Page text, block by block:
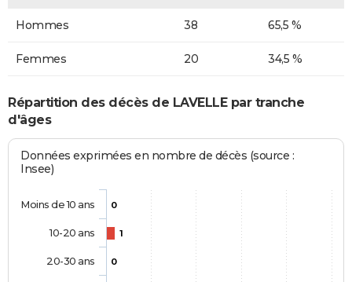
Hommes 38 65,5 %
Femmes 20 34,5 %
Répartition des décès de LAVELLE par tranche
d'âges
Données exprimées en nombre de décès (source :
Insee)
0
1
0
Moins de 10 ans
10-20 ans
20-30 ans